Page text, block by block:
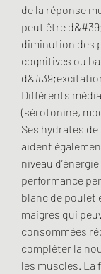
de la réponse
peut être
diminution des
cognitives ou
Différents
(sérotonine,
Ses hydrates
aident
niveau
performance
blanc de poulet
maigres qui
consommées
compléter la
les muscles. La